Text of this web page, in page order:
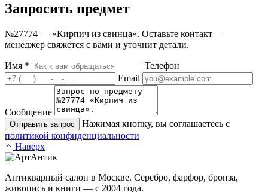
Запросить предмет
№27774 — «Кирпич из свинца». Оставьте контакт —
менеджер свяжется с вами и уточнит детали.
Имя *
Телефон
Email
Сообщение
Отправить запрос
Нажимая кнопку, вы соглашаетесь с
политикой конфиденциальности
Наверх
Антикварный салон в Москве. Серебро, фарфор, бронза,
живопись и книги — с 2004 года.